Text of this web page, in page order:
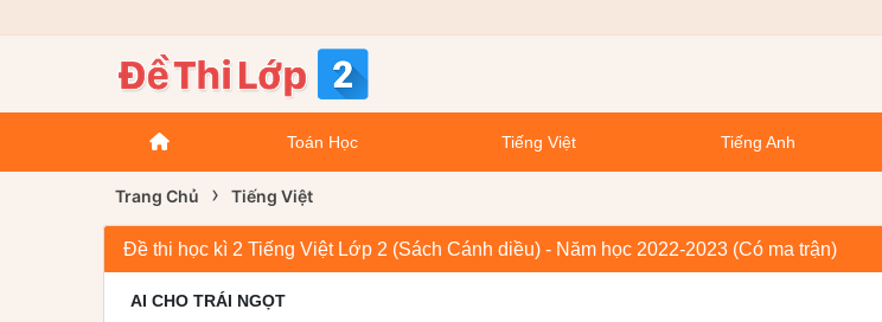
Toán Học Tiếng Việt Tiếng Anh
Trang Chủ › Tiếng Việt
Đề thi học kì 2 Tiếng Việt Lớp 2 (Sách Cánh diều) - Năm học 2022-2023 (Có ma trận)
AI CHO TRÁI NGỌT